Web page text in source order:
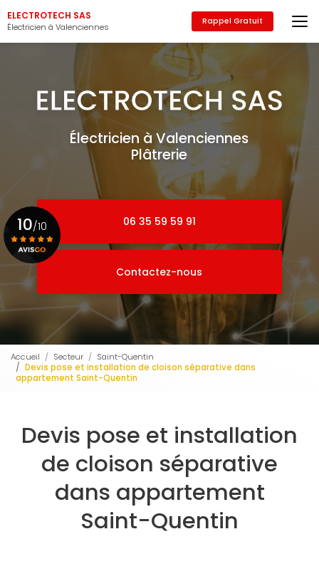
au
contenu
principal
ELECTROTECH SAS
Électricien à Valenciennes
Rappel Gratuit
Électricien à Valenciennes
Plâtrerie
06 35 59 59 91
Contactez-nous
10/10
Accueil Secteur
Saint-Quentin
Devis pose et installation de cloison séparative dans
appartement Saint-Quentin
Devis pose et installation
de cloison séparative
dans appartement
Saint-Quentin